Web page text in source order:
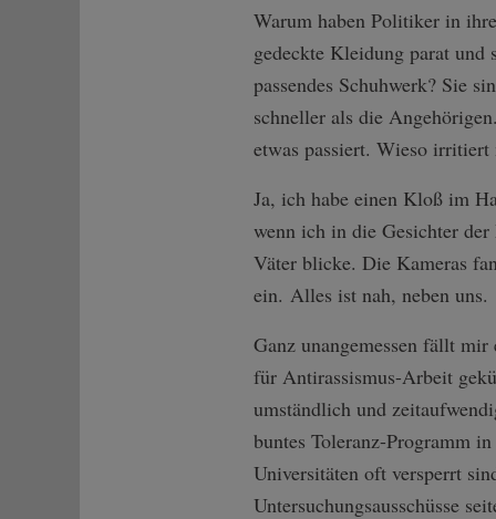
Warum haben Politiker in
gedeckte Kleidung parat und
passendes Schuhwerk? Sie
schneller als die
etwas passiert. Wieso irritiert
Ja, ich habe einen Kloß im
wenn ich in die Gesichter
Väter blicke. Die Kameras
ein. Alles ist nah, neben uns.
Ganz unangemessen fällt mir
für Antirassismus-Arbeit
umständlich und
buntes Toleranz-Programm
Universitäten oft versperrt
Untersuchungsausschüsse